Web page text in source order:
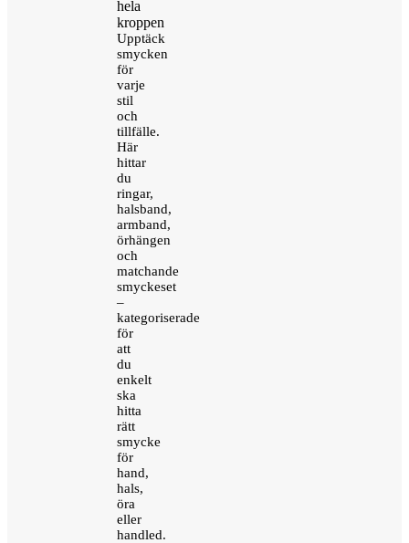
hela
kroppen
Upptäck
smycken
för
varje
stil
och
tillfälle.
Här
hittar
du
ringar,
halsband,
armband,
örhängen
och
matchande
smyckeset
–
kategoriserade
för
att
du
enkelt
ska
hitta
rätt
smycke
för
hand,
hals,
öra
eller
handled.